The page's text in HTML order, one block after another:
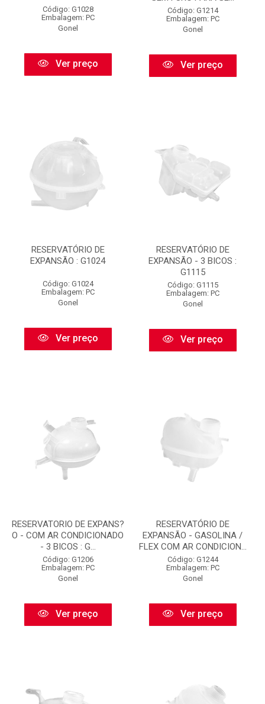
Código: G1028
Embalagem: PC
Gonel
Ver preço
Código: G1214
Embalagem: PC
Gonel
Ver preço
RESERVATÓRIO DE
EXPANSÃO : G1024
Código: G1024
Embalagem: PC
Gonel
Ver preço
RESERVATÓRIO DE
EXPANSÃO - 3 BICOS :
G1115
Código: G1115
Embalagem: PC
Gonel
Ver preço
RESERVATORIO DE EXPANS?
O - COM AR CONDICIONADO
- 3 BICOS : G...
Código: G1206
Embalagem: PC
Gonel
Ver preço
RESERVATÓRIO DE
EXPANSÃO - GASOLINA /
FLEX COM AR CONDICION...
Código: G1244
Embalagem: PC
Gonel
Ver preço